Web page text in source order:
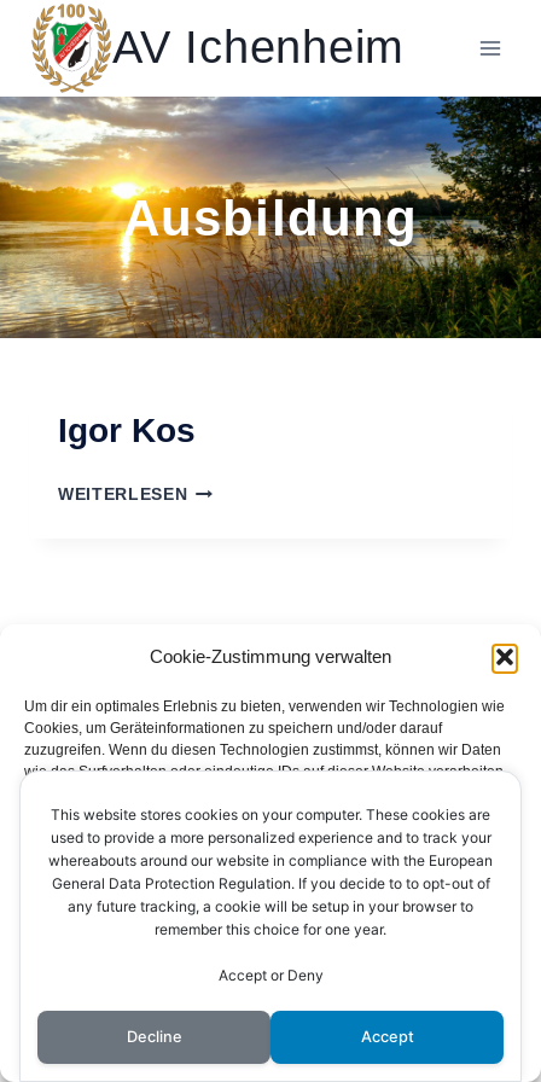
Cookie-Zustimmung verwalten
Um dir ein optimales Erlebnis zu bieten, verwenden wir Technologien wie
Cookies, um Geräteinformationen zu speichern und/oder darauf
zuzugreifen. Wenn du diesen Technologien zustimmst, können wir Daten
wie das Surfverhalten oder eindeutige IDs auf dieser Website verarbeiten.
bestimmte Merkmale und Funktionen beeinträchtigt werden.
Akzeptieren
Ablehnen
Impressum
Zum
Inhalt
springen
AV Ichenheim
Ausbildung
Igor Kos
WEITERLESENIGOR
Impressum Datenschutzerklärung
Kontakt
Cookie-Richtlinie (EU)
© 2026 AV Ichenheim
This website stores cookies on your computer. These cookies are
used to provide a more personalized experience and to track your
whereabouts around our website in compliance with the European
General Data Protection Regulation. If you decide to to opt-out of
any future tracking, a cookie will be setup in your browser to
remember this choice for one year.
Accept or Deny
Decline Accept